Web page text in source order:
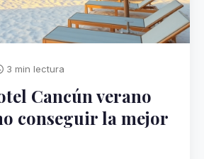
3 min lectura
Cancún verano
conseguir la mejor